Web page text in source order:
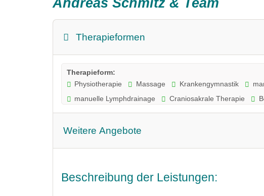
Therapieformen
Therapieform:
Physiotherapie
Massage Krankengymnastik
manuelle Lymphdrainage
Craniosakrale Therapie
Weitere Angebote
Beschreibung der Leistungen: